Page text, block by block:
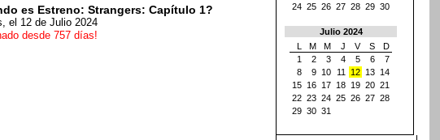
es Estreno: Strangers: Capítulo 1?
el 12 de Julio 2024
desde 757 días!
24 25 26 27 28 29 30
Julio 2024
L
M M J V S
D
1
2 3 4 5 6
7
8
9 10 11 12 13 14
15 16 17 18 19 20 21
22 23 24 25 26 27 28
29 30 31